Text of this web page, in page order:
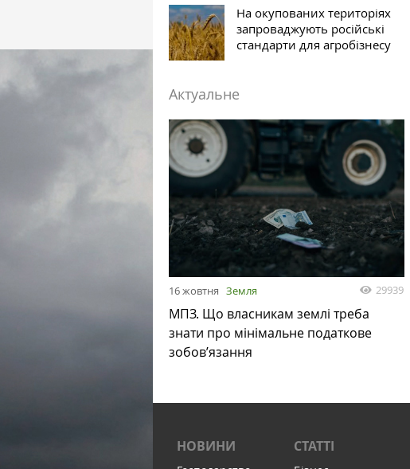
На окупованих територіях
запроваджують російські
стандарти для агробізнесу
Актуальне
16 жовтня Земля 29939
МПЗ. Що власникам землі треба
знати про мінімальне податкове
зобов’язання
НОВИНИ СТАТТІ